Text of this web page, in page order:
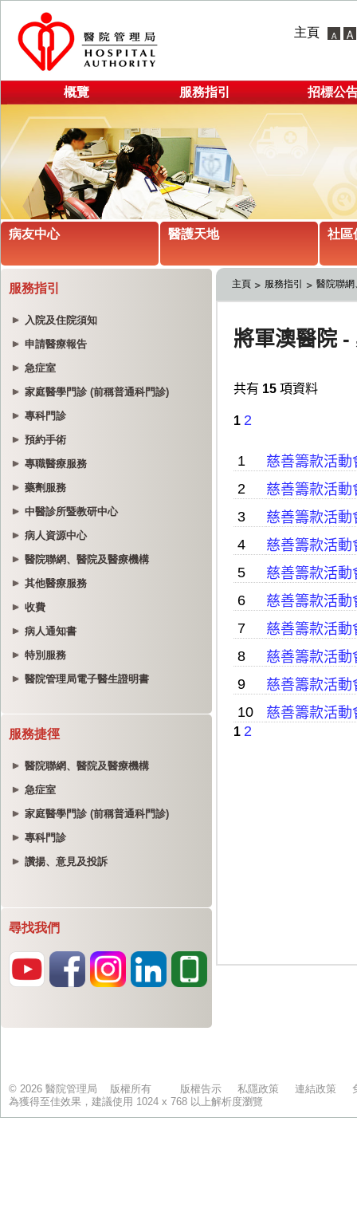
主頁
概覽 服務指引 招標公
病友中心 醫護天地 社區
服務指引
入院及住院須知
申請醫療報告
急症室
家庭醫學門診 (前稱普通科門診)
專科門診
預約手術
專職醫療服務
藥劑服務
中醫診所暨教研中心
病人資源中心
醫院聯網、醫院及醫療機構
其他醫療服務
收費
病人通知書
特別服務
醫院管理局電子醫生證明書
服務捷徑
醫院聯網、醫院及醫療機構
急症室
家庭醫學門診 (前稱普通科門診)
專科門診
讚揚、意見及投訴
尋找我們
主頁 服務指引 醫院聯網
© 2026 醫院管理局 版權所有 版權告示 私隱政策 連結政策
為獲得至佳效果，建議使用 1024 x 768 以上解析度瀏覽